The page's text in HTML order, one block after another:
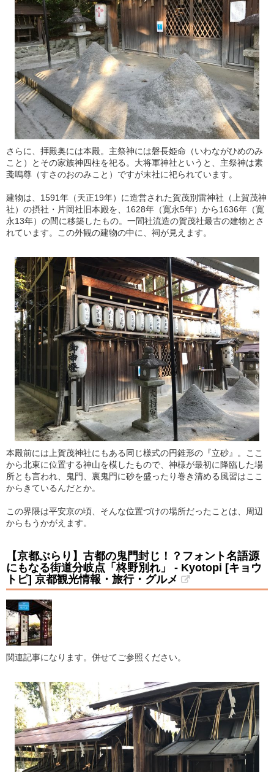
さらに、拝殿奥には本殿。主祭神には磐長姫命（いわながひめのみ
こと）とその家族神四柱を祀る。大将軍神社というと、主祭神は素
戔嗚尊（すさのおのみこと）ですが末社に祀られています。
建物は、1591年（天正19年）に造営された賀茂別雷神社（上賀茂神
社）の摂社・片岡社旧本殿を、1628年（寛永5年）から1636年（寛
永13年）の間に移築したもの。一間社流造の賀茂社最古の建物とさ
れています。この外観の建物の中に、祠が見えます。
本殿前には上賀茂神社にもある同じ様式の円錐形の『立砂』。ここ
から北東に位置する神山を模したもので、神様が最初に降臨した場
所とも言われ、鬼門、裏鬼門に砂を盛ったり巻き清める風習はここ
からきているんだとか。
この界隈は平安京の頃、そんな位置づけの場所だったことは、周辺
からもうかがえます。
【京都ぶらり】古都の鬼門封じ！？フォント名語源
にもなる街道分岐点「柊野別れ」 - Kyotopi [キョウ
トピ] 京都観光情報・旅行・グルメ
関連記事になります。併せてご参照ください。